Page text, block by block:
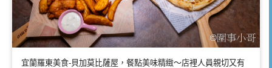
宜蘭羅東美食-貝加莫比薩屋，餐點美味精緻～店裡人員親切又有